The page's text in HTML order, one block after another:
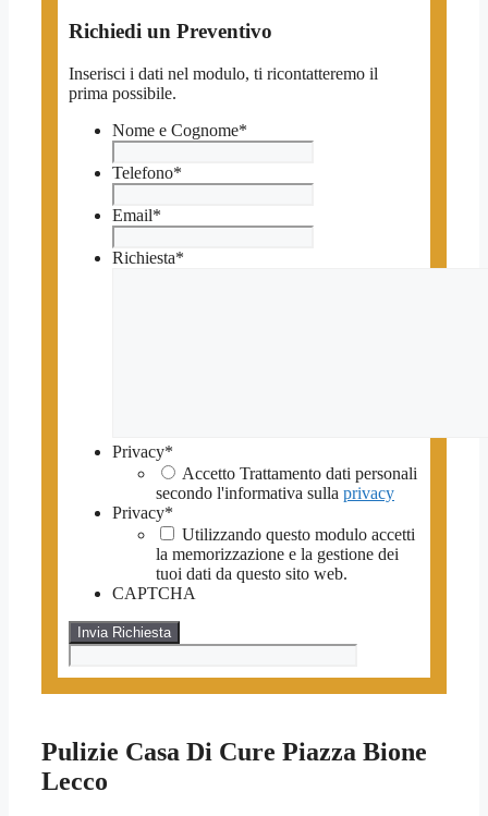
Richiedi un Preventivo
Inserisci i dati nel modulo, ti ricontatteremo il
prima possibile.
Nome e Cognome*
Telefono*
Email*
Richiesta*
Privacy*
Accetto Trattamento dati personali
secondo l'informativa sulla privacy
Privacy*
Utilizzando questo modulo accetti
la memorizzazione e la gestione dei
tuoi dati da questo sito web.
CAPTCHA
Pulizie Casa Di Cure Piazza Bione
Lecco